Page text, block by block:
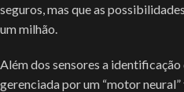
seguros, mas que as
um milhão.
Além dos sensores a
gerenciada por um “motor